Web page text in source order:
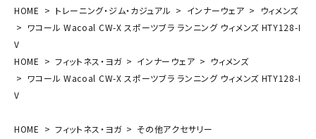
HOME
トレーニング・ジム・カジュアル インナーウェア
ウィメンズ
ワコール Wacoal CW-X スポーツブラ ランニング ウィメンズ HTY128-I
V
HOME
フィットネス・ヨガ インナーウェア
ウィメンズ
ワコール Wacoal CW-X スポーツブラ ランニング ウィメンズ HTY128-I
V
HOME フィットネス・ヨガ
その他アクセサリー